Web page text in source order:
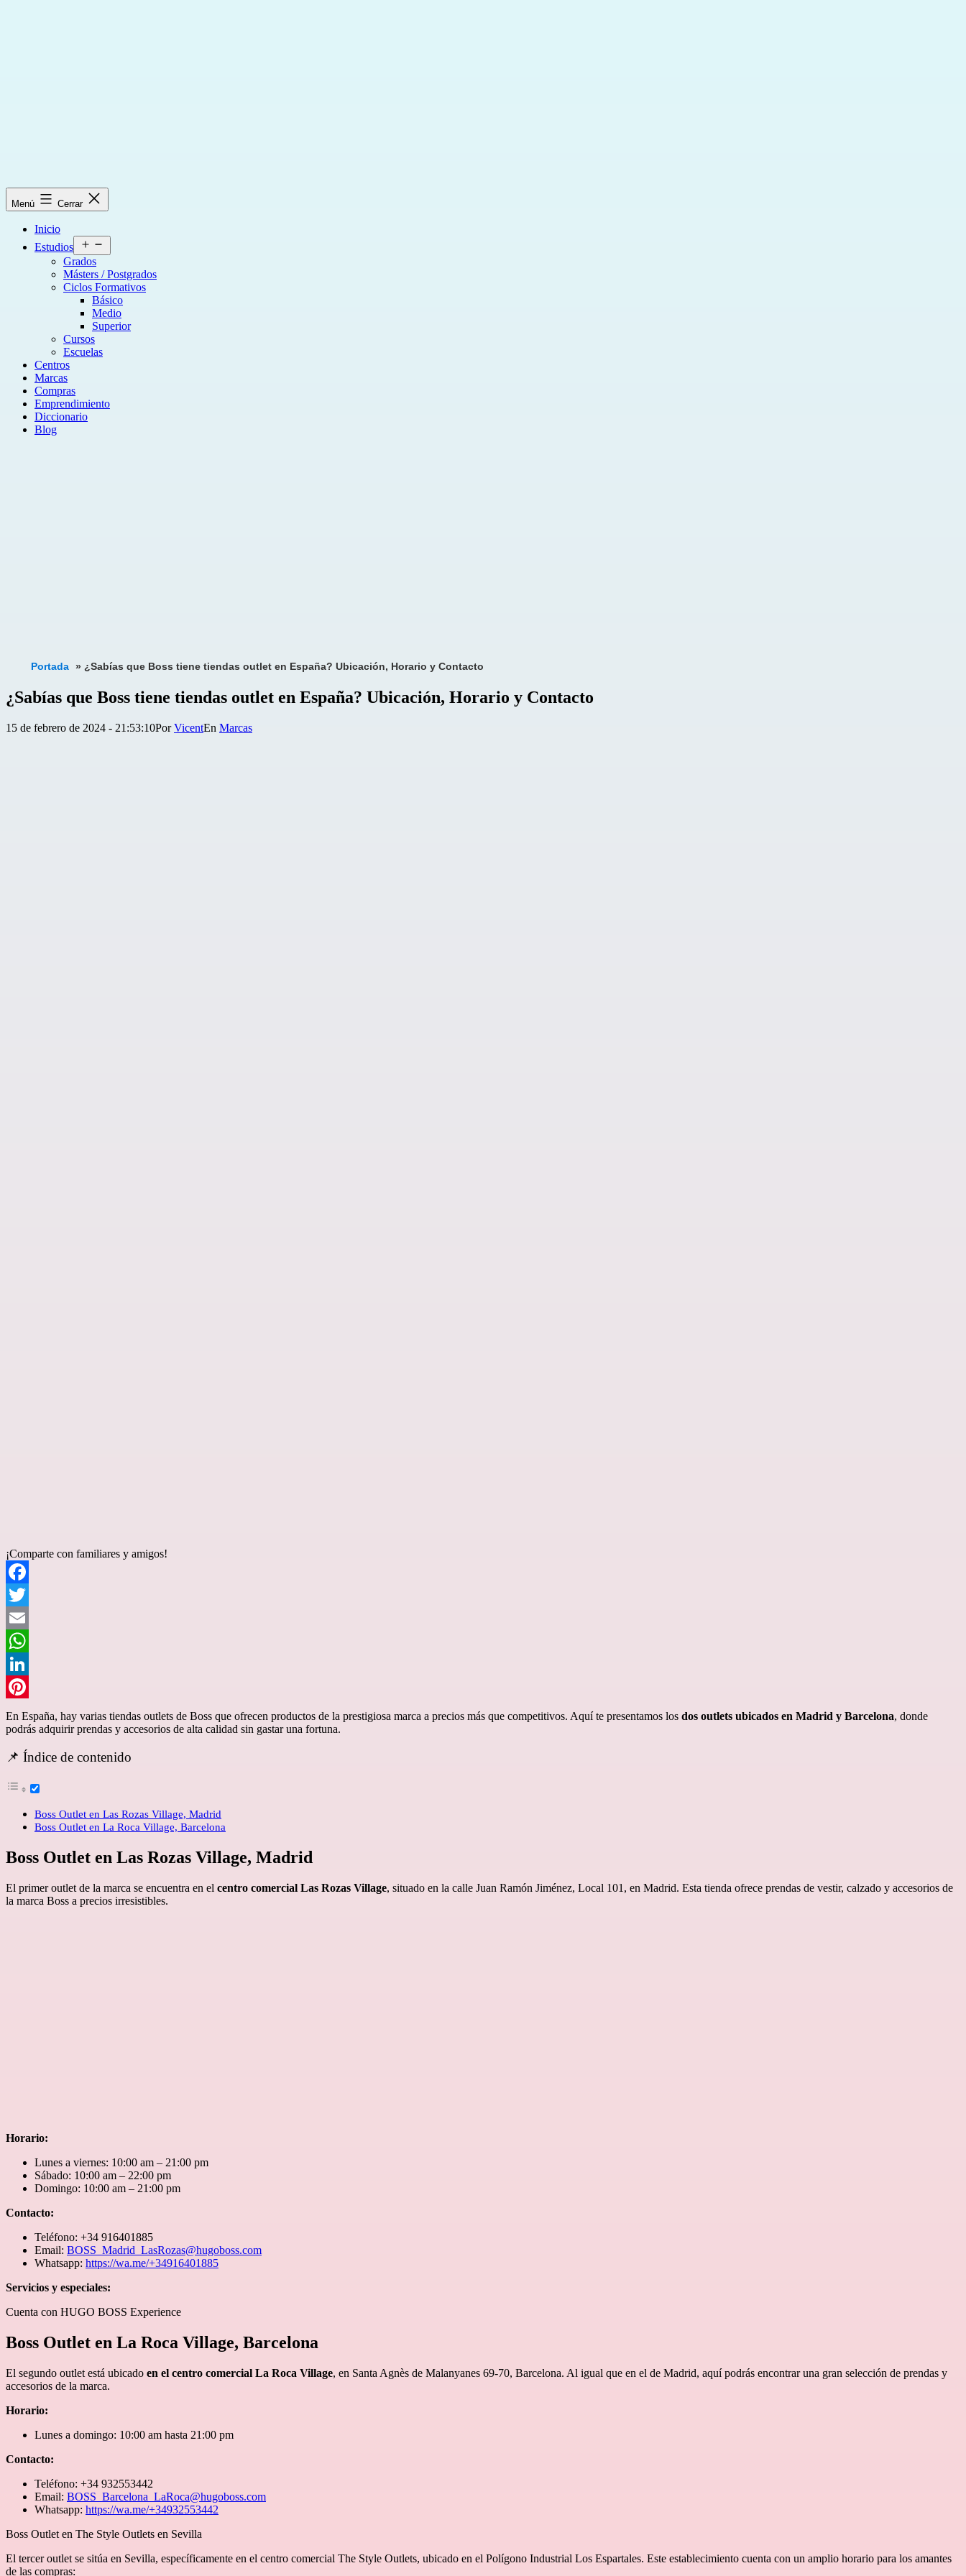
Menú Cerrar
Inicio
Estudios
el
Grados
Másters / Postgrados
Ciclos Formativos
Básico
Medio
Superior
Cursos
Escuelas
Centros
Marcas
Compras
Emprendimiento
Diccionario
Blog
Portada » ¿Sabías que Boss tiene tiendas outlet en España? Ubicación, Horario y Contacto
¿Sabías que Boss tiene tiendas outlet en España? Ubicación, Horario y Contacto
Publicada
15 de febrero de 2024 - 21:53:10PorVicent
Categorizado
Marcas
¡Comparte con familiares y amigos!
Facebook
Twitter
Email
WhatsApp
LinkedIn
Pinterest
En España, hay varias tiendas outlets de Boss que ofrecen productos de la prestigiosa marca a precios más que competitivos. Aquí te presentamos los dos outlets ubicados en Madrid y Barcelona, donde
podrás adquirir prendas y accesorios de alta calidad sin gastar una fortuna.
📌 Índice de contenido
Boss Outlet en Las Rozas Village, Madrid
Boss Outlet en La Roca Village, Barcelona
Boss Outlet en Las Rozas Village, Madrid
El primer outlet de la marca se encuentra en el centro comercial Las Rozas Village, situado en la calle Juan Ramón Jiménez, Local 101, en Madrid. Esta tienda ofrece prendas de vestir, calzado y accesorios de
la marca Boss a precios irresistibles.
Horario:
Lunes a viernes: 10:00 am – 21:00 pm
Sábado: 10:00 am – 22:00 pm
Domingo: 10:00 am – 21:00 pm
Contacto:
Teléfono: +34 916401885
Email: BOSS_Madrid_LasRozas@hugoboss.com
Whatsapp: https://wa.me/+34916401885
Servicios y especiales:
Cuenta con HUGO BOSS Experience
Boss Outlet en La Roca Village, Barcelona
El segundo outlet está ubicado en el centro comercial La Roca Village, en Santa Agnès de Malanyanes 69-70, Barcelona. Al igual que en el de Madrid, aquí podrás encontrar una gran selección de prendas y
accesorios de la marca.
Horario:
Lunes a domingo: 10:00 am hasta 21:00 pm
Contacto:
Teléfono: +34 932553442
Email: BOSS_Barcelona_LaRoca@hugoboss.com
Whatsapp: https://wa.me/+34932553442
Boss Outlet en The Style Outlets en Sevilla
El tercer outlet se sitúa en Sevilla, específicamente en el centro comercial The Style Outlets, ubicado en el Polígono Industrial Los Espartales. Este establecimiento cuenta con un amplio horario para los amantes
de las compras: